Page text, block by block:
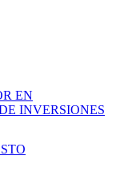
EN
INVERSIONES